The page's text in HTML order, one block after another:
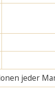
jeder